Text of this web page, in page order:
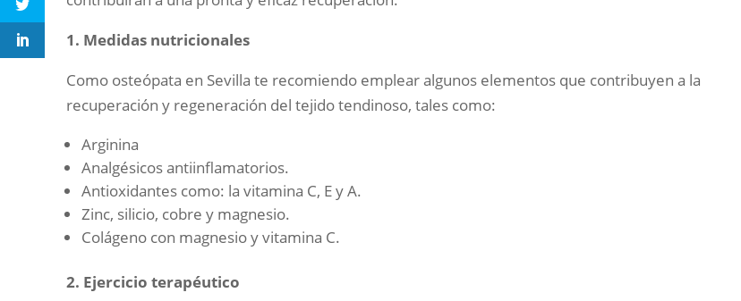
1. Medidas nutricionales
Como osteópata en Sevilla te recomiendo emplear algunos elementos que contribuyen a la
recuperación y regeneración del tejido tendinoso, tales como:
Arginina
Analgésicos antiinflamatorios.
Antioxidantes como: la vitamina C, E y A.
Zinc, silicio, cobre y magnesio.
Colágeno con magnesio y vitamina C.
2. Ejercicio terapéutico